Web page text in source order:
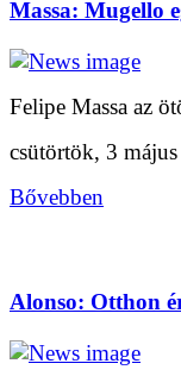
Massa: Mugello
Felipe Massa az
csütörtök, 3
Bővebben
Alonso: Otthon